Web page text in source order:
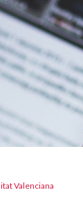
Valenciana